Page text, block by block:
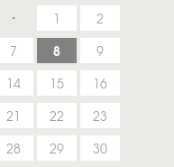
1
2
7 8
9
14 15
16
21 22
23
28 29
30